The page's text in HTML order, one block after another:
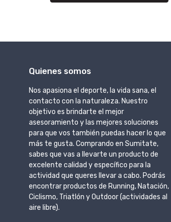
Quienes somos
Nos apasiona el deporte, la vida sana, el
contacto con la naturaleza. Nuestro
objetivo es brindarte el mejor
asesoramiento y las mejores soluciones
para que vos también puedas hacer lo que
más te gusta. Comprando en Sumitate,
sabes que vas a llevarte un producto de
excelente calidad y específico para la
actividad que queres llevar a cabo. Podrás
encontrar productos de Running, Natación,
Ciclismo, Triatlón y Outdoor (actividades al
aire libre).